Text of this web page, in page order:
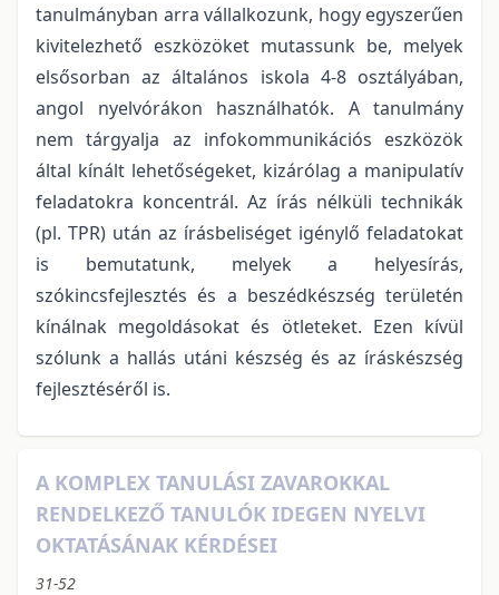
tanulmányban arra vállalkozunk, hogy egyszerűen
kivitelezhető eszközöket mutassunk be, melyek
elsősorban az általános iskola 4-8 osztályában,
angol nyelvórákon használhatók. A tanulmány
nem tárgyalja az infokommunikációs eszközök
által kínált lehetőségeket, kizárólag a manipulatív
feladatokra koncentrál. Az írás nélküli technikák
(pl. TPR) után az írásbeliséget igénylő feladatokat
is bemutatunk, melyek a helyesírás,
szókincsfejlesztés és a beszédkészség területén
kínálnak megoldásokat és ötleteket. Ezen kívül
szólunk a hallás utáni készség és az íráskészség
fejlesztéséről is.
A KOMPLEX TANULÁSI ZAVAROKKAL
RENDELKEZŐ TANULÓK IDEGEN NYELVI
OKTATÁSÁNAK KÉRDÉSEI
31-52